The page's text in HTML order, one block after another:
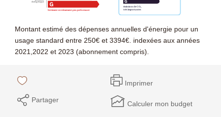
Montant estimé des dépenses annuelles d'énergie pour un
usage standard entre 250€ et 3394€. indexées aux années
2021,2022 et 2023 (abonnement compris).
Imprimer
Partager Calculer mon budget